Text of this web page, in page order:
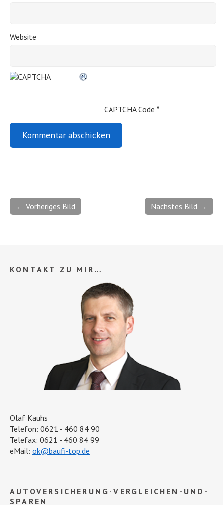
Website
CAPTCHA Code *
← Vorheriges Bild Nächstes Bild →
KONTAKT ZU MIR…
Olaf Kauhs
Telefon: 0621 - 460 84 90
Telefax: 0621 - 460 84 99
eMail: ok@baufi-top.de
AUTOVERSICHERUNG-VERGLEICHEN-UND-
SPAREN